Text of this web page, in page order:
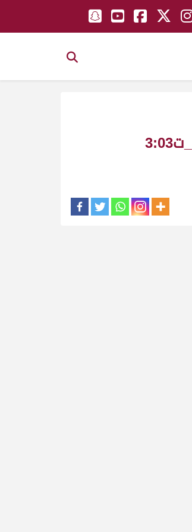
الشحانيه ملك_محمد علي بن نورة_مهرجان طرابلس و هياض الصيفي للمفاريد ش5 بكار _ت3:03